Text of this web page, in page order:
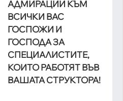
АДМИРАЦИИ КЪМ
ВСИЧКИ ВАС
ГОСПОЖИ И
ГОСПОДА ЗА
СПЕЦИАЛИСТИТЕ,
КОИТО РАБОТЯТ ВЪВ
ВАШАТА СТРУКТОРА!